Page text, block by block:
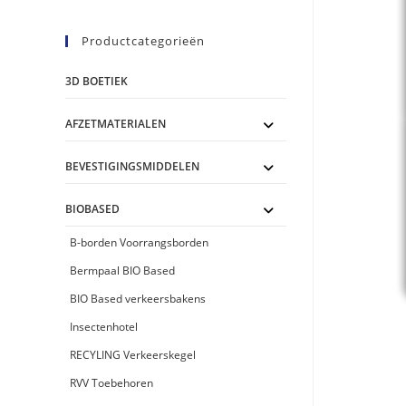
Productcategorieën
3D BOETIEK
AFZETMATERIALEN
BEVESTIGINGSMIDDELEN
BIOBASED
B-borden Voorrangsborden
Bermpaal BIO Based
BIO Based verkeersbakens
Insectenhotel
RECYLING Verkeerskegel
RVV Toebehoren